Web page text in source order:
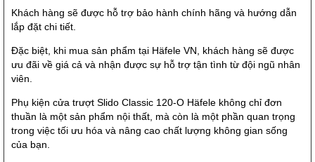
Khách hàng sẽ được hỗ trợ bảo hành chính hãng và hướng dẫn
lắp đặt chi tiết.
Đặc biệt, khi mua sản phẩm tại Häfele VN, khách hàng sẽ được
ưu đãi về giá cả và nhận được sự hỗ trợ tận tình từ đội ngũ nhân
viên.
Phụ kiện cửa trượt Slido Classic 120-O Häfele không chỉ đơn
thuần là một sản phẩm nội thất, mà còn là một phần quan trọng
trong việc tối ưu hóa và nâng cao chất lượng không gian sống
của bạn.